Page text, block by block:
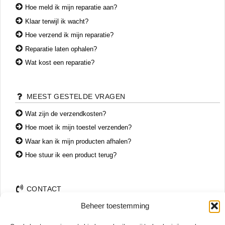
Beheer toestemming
Hoe meld ik mijn reparatie aan?
Klaar terwijl ik wacht?
Hoe verzend ik mijn reparatie?
Reparatie laten ophalen?
Wat kost een reparatie?
MEEST GESTELDE VRAGEN
Wat zijn de verzendkosten?
Hoe moet ik mijn toestel verzenden?
Waar kan ik mijn producten afhalen?
Hoe stuur ik een product terug?
CONTACT